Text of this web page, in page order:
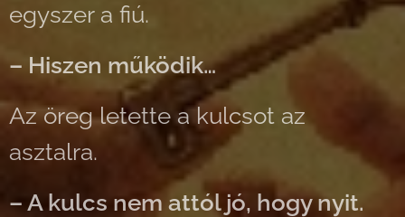
egyszer a fiú.
– Hiszen működik…
Az öreg letette a kulcsot az
asztalra.
– A kulcs nem attól jó, hogy nyit.